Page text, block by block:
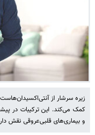
زیره سرشار از
کمک می‌کند. این ترکیبات در
و بیماری‌های قلبی‌عروقی نقش